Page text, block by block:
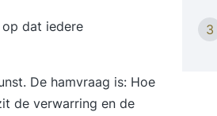
dat iedere
De hamvraag is: Hoe
de verwarring en de
3